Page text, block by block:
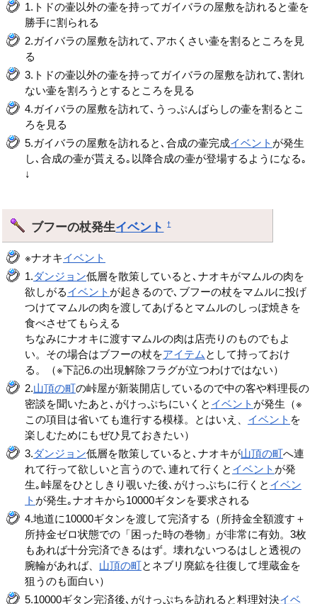
1.トドの壷以外の壷を持ってガイバラの屋敷を訪れると壷を
勝手に割られる
2.ガイバラの屋敷を訪れて､アホくさい壷を割るところを見
る
3.トドの壷以外の壷を持ってガイバラの屋敷を訪れて､割れ
ない壷を割ろうとするところを見る
4.ガイバラの屋敷を訪れて､うっぷんばらしの壷を割るとこ
ろを見る
5.ガイバラの屋敷を訪れると､合成の壷完成イベント が発生
し､合成の壷が貰える｡以降合成の壷が登場するようになる｡
↓
ブフーの杖発生イベント †
※ナオキイベント
1.ダンジョン低層を散策していると､ナオキがマムルの肉を
欲しがるイベント が起きるので､ブフーの杖をマムルに投げ
つけてマムルの肉を渡してあげるとマムルのしっぽ焼きを
食べさせてもらえる
ちなみにナオキに渡すマムルの肉は店売りのものでもよ
い。その場合はブフーの杖をアイテム として持っておけ
る。（※下記6.の出現解除フラグが立つわけではない）
2.山頂の町の峠屋が新装開店しているので中の客や料理長の
密談を聞いたあと､がけっぷちにいくと イベント が発生（※
この項目は省いても進行する模様。とはいえ、 イベント を
楽しむためにもぜひ見ておきたい）
3.ダンジョン低層を散策していると､ナオキが山頂の町へ連
れて行って欲しいと言うので､連れて行くと イベント が発
生｡峠屋をひとしきり覗いた後､がけっぷちに行くと イベン
ト が発生｡ナオキから10000ギタンを要求される
4.地道に10000ギタンを渡して完済する（所持金全額渡す＋
所持金ゼロ状態での「困った時の巻物」が非常に有効。3枚
もあれば十分完済できるはず。壊れないつるはしと透視の
腕輪があれば、 山頂の町とネブリ廃鉱を往復して埋蔵金を
狙うのも面白い）
5.10000ギタン完済後､がけっぷちを訪れると料理対決イベ